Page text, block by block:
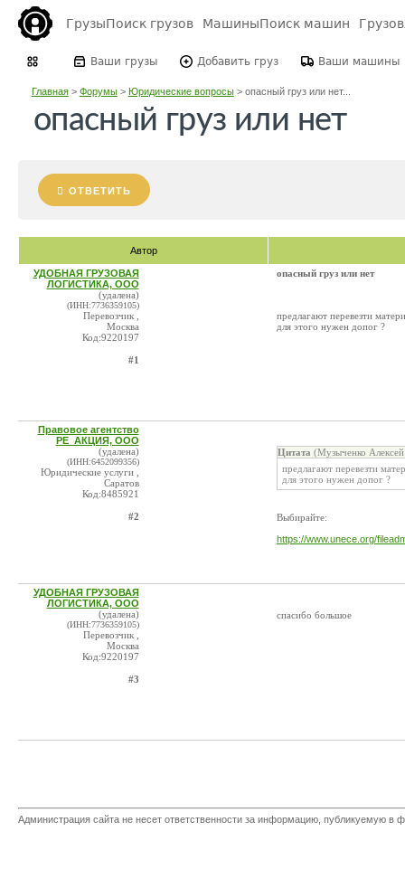
ГрузыПоиск грузов МашиныПоиск машин
Ваши грузы Добавить груз Ваши машины
Главная> Форумы> Юридические вопросы> опасный груз или нет...
опасный груз или нет
ОТВЕТИТЬ
Автор
УДОБНАЯ ГРУЗОВАЯ
ЛОГИСТИКА, ООО
(удалена)
(ИНН:7736359105)
Перевозчик ,
Москва
Код:9220197
#1
опасный груз или нет
предлагают перевезти
для этого нужен допог ?
Правовое агентство
РЕ_АКЦИЯ, ООО
(удалена)
(ИНН:6452099356)
Юридические услуги ,
Саратов
Код:8485921
#2
Цитата (Музыченко
предлагают перевезти
для этого нужен допог ?
Выбирайте:
https://www.unece.org/
УДОБНАЯ ГРУЗОВАЯ
ЛОГИСТИКА, ООО
(удалена)
(ИНН:7736359105)
Перевозчик ,
Москва
Код:9220197
#3
спасибо большое
Администрация сайта не несет ответственности за информацию, публикуемую